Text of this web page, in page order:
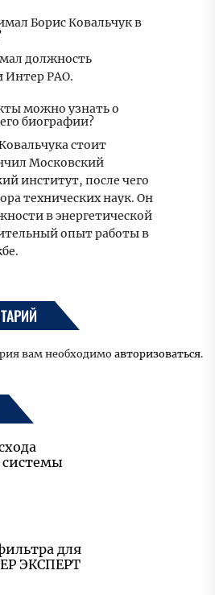
Борис Ковальчук в
должность
Интер РАО.
можно узнать о
биографии?
стоит
Московский
институт, после чего
технических наук. Он
в энергетической
опыт работы в
вам необходимо авторизоваться.
системы
для
ЭКСПЕРТ